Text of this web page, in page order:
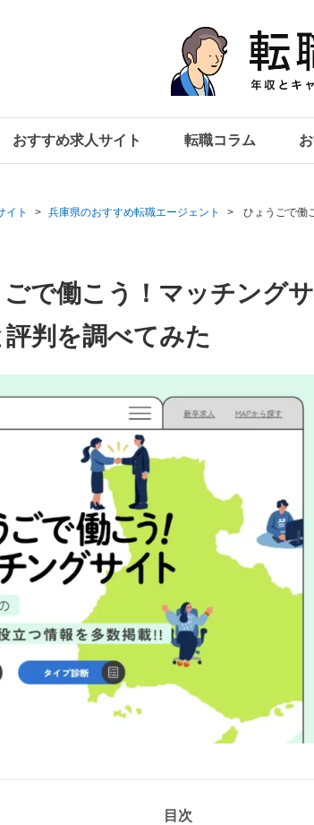
おすすめ求人サイト 転職コラム
イト 兵庫県のおすすめ転職エージェント ひょうごで働
ごで働こう！マッチング
判を調べてみた
目次